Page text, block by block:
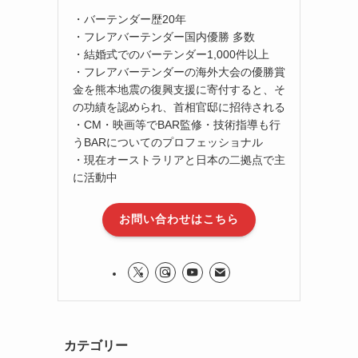
・バーテンダー歴20年
・フレアバーテンダー国内優勝 多数
・結婚式でのバーテンダー1,000件以上
・フレアバーテンダーの海外大会の優勝賞
金を熊本地震の復興支援に寄付すると、そ
の功績を認められ、首相官邸に招待される
・CM・映画等でBAR監修・技術指導も行
うBARについてのプロフェッショナル
・現在オーストラリアと日本の二拠点で主
に活動中
お問い合わせはこちら
カテゴリー